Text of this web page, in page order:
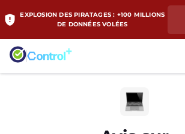
EXPLOSION DES PIRATAGES : +100 MILLIONS
DE DONNÉES VOLÉES